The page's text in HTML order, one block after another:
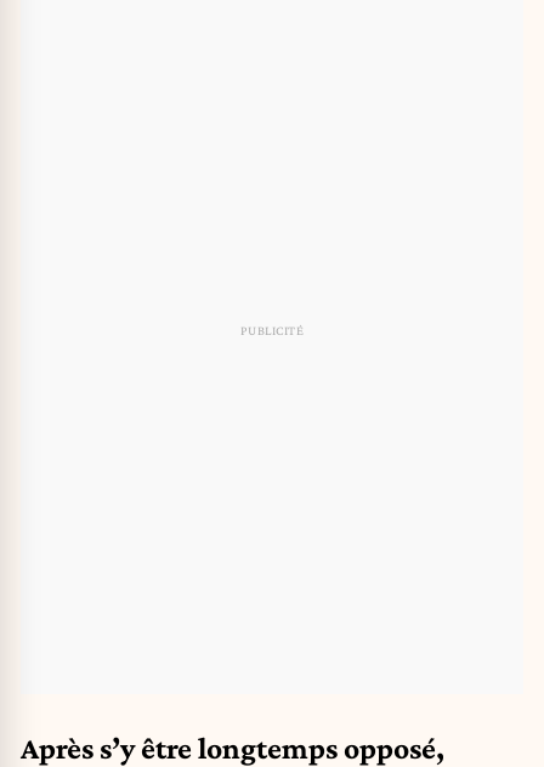
Après s’y être longtemps opposé,